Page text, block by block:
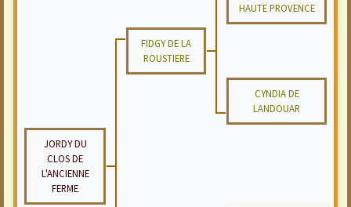
HAUTE PROVENCE
FIDGY DE LA
ROUSTIERE
CYNDIA DE
LANDOUAR
JORDY DU
CLOS DE
L'ANCIENNE
FERME